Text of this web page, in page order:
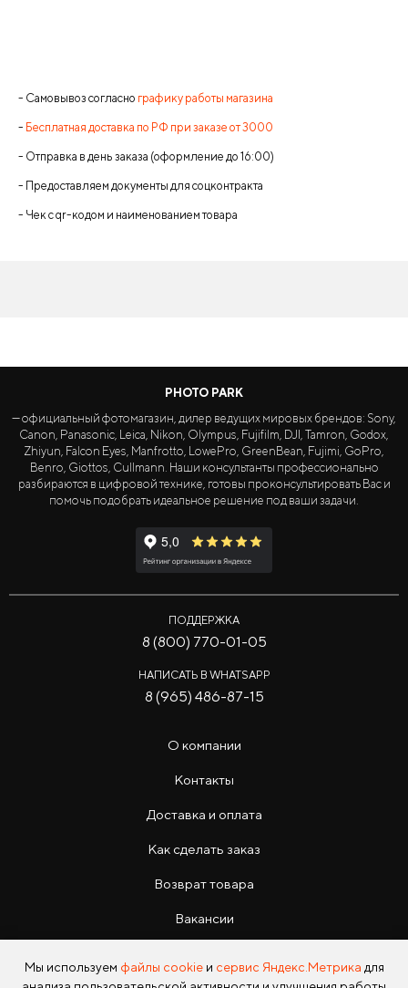
- Самовывоз согласно графику работы магазина
- Бесплатная доставка по РФ при заказе от 3000
- Отправка в день заказа (оформление до 16:00)
- Предоставляем документы для соцконтракта
- Чек с qr-кодом и наименованием товара
PHOTO PARK
— официальный фотомагазин, дилер ведущих мировых брендов: Sony,
Canon, Panasonic, Leica, Nikon, Olympus, Fujifilm, DJI, Tamron, Godox,
Zhiyun, Falcon Eyes, Manfrotto, LowePro, GreenBean, Fujimi, GoPro,
Benro, Giottos, Cullmann. Наши консультанты профессионально
разбираются в цифровой технике, готовы проконсультировать Вас и
помочь подобрать идеальное решение под ваши задачи.
ПОДДЕРЖКА
8 (800) 770-01-05
НАПИСАТЬ В WHATSAPP
8 (965) 486-87-15
О компании
Контакты
Доставка и оплата
Как сделать заказ
Возврат товара
Вакансии
Мы используем файлы cookieи сервис Яндекс.Метрика для